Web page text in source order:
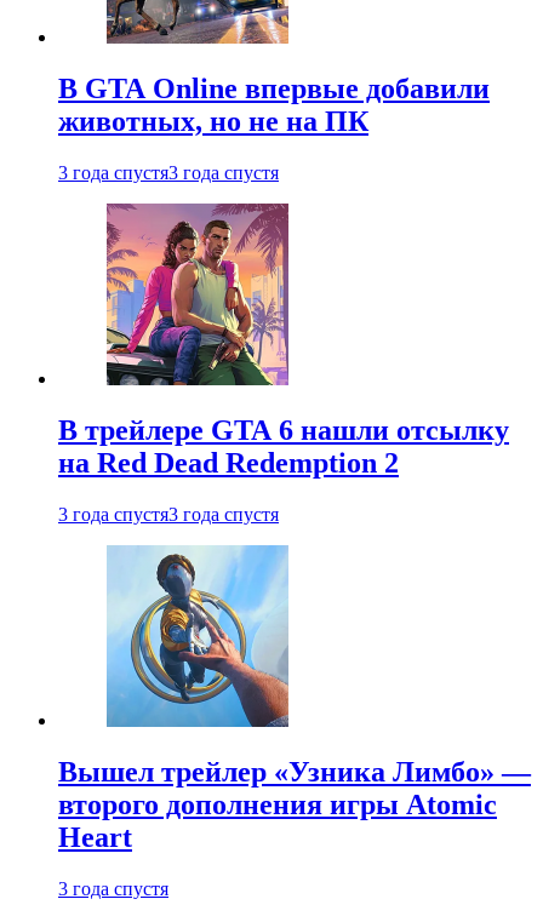
В GTA Online впервые добавили
животных, но не на ПК
3 года спустя3 года спустя
В трейлере GTA 6 нашли отсылку
на Red Dead Redemption 2
3 года спустя3 года спустя
Вышел трейлер «Узника Лимбо» —
второго дополнения игры Atomic
Heart
3 года спустя